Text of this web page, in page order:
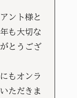
ント様と
も大切な
とうござ
もオンラ
ただきま